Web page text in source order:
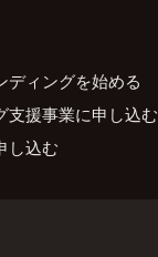
ディングを始める
支援事業に申し込む
し込む